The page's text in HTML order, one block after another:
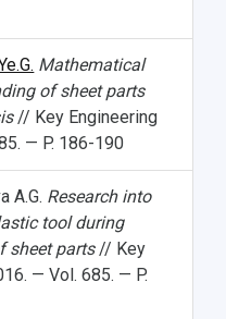
Mathematical
of sheet parts
// Key Engineering
— P. 186-190
A.G. Research into
tool during
sheet parts// Key
— Vol. 685. — P.